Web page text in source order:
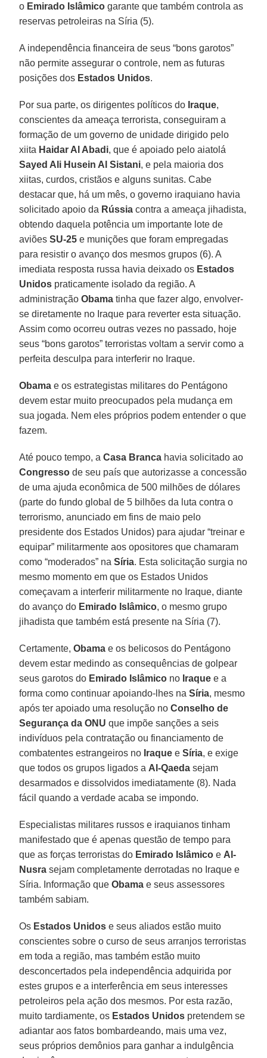
o Emirado Islâmico garante que também controla as
reservas petroleiras na Síria (5).
A independência financeira de seus “bons garotos”
não permite assegurar o controle, nem as futuras
posições dos Estados Unidos.
Por sua parte, os dirigentes políticos do Iraque,
conscientes da ameaça terrorista, conseguiram a
formação de um governo de unidade dirigido pelo
xiita Haidar Al Abadi, que é apoiado pelo aiatolá
Sayed Ali Husein Al Sistani, e pela maioria dos
xiitas, curdos, cristãos e alguns sunitas. Cabe
destacar que, há um mês, o governo iraquiano havia
solicitado apoio da Rússia contra a ameaça jihadista,
obtendo daquela potência um importante lote de
aviõesSU-25 e munições que foram empregadas
para resistir o avanço dos mesmos grupos (6). A
imediata resposta russa havia deixado os Estados
Unidos praticamente isolado da região. A
administraçãoObama tinha que fazer algo, envolver-
se diretamente no Iraque para reverter esta situação.
Assim como ocorreu outras vezes no passado, hoje
seus “bons garotos” terroristas voltam a servir como a
perfeita desculpa para interferir no Iraque.
Obama e os estrategistas militares do Pentágono
devem estar muito preocupados pela mudança em
sua jogada. Nem eles próprios podem entender o que
fazem.
Até pouco tempo, aCasa Branca havia solicitado ao
Congresso de seu país que autorizasse a concessão
de uma ajuda econômica de 500 milhões de dólares
(parte do fundo global de 5 bilhões da luta contra o
terrorismo, anunciado em fins de maio pelo
presidente dos Estados Unidos) para ajudar “treinar e
equipar” militarmente aos opositores que chamaram
como “moderados” naSíria. Esta solicitação surgia no
mesmo momento em que os Estados Unidos
começavam a interferir militarmente no Iraque, diante
do avanço do Emirado Islâmico, o mesmo grupo
jihadista que também está presente na Síria (7).
Certamente,Obama e os belicosos do Pentágono
devem estar medindo as consequências de golpear
seus garotos do Emirado Islâmico no Iraque e a
forma como continuar apoiando-lhes naSíria, mesmo
após ter apoiado uma resolução noConselho de
Segurança da ONU que impõe sanções a seis
indivíduos pela contratação ou financiamento de
combatentes estrangeiros no Iraque eSíria, e exige
que todos os grupos ligados a Al-Qaeda sejam
desarmados e dissolvidos imediatamente (8). Nada
fácil quando a verdade acaba se impondo.
Especialistas militares russos e iraquianos tinham
manifestado que é apenas questão de tempo para
que as forças terroristas do Emirado Islâmico e Al-
Nusra sejam completamente derrotadas no Iraque e
Síria. Informação queObama e seus assessores
também sabiam.
Os Estados Unidos e seus aliados estão muito
conscientes sobre o curso de seus arranjos terroristas
em toda a região, mas também estão muito
desconcertados pela independência adquirida por
estes grupos e a interferência em seus interesses
petroleiros pela ação dos mesmos. Por esta razão,
muito tardiamente, os Estados Unidos pretendem se
adiantar aos fatos bombardeando, mais uma vez,
seus próprios demônios para ganhar a indulgência